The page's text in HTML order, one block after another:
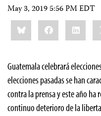
May 3, 2019 5:56 PM EDT
Share
this:BlueskyFacebook
Guatemala celebrará
elecciones pasadas se han
contra la prensa y este año ha
continuo deterioro de la